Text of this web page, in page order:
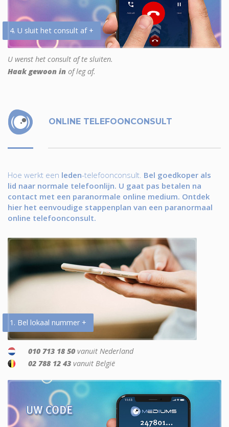
4. U sluit het consult af +
U wenst het consult af te sluiten.
Haak gewoon in of leg af.
ONLINE TELEFOONCONSULT
Hoe werkt een leden-telefoonconsult. Bel goedkoper als
lid naar normale telefoonlijn. U gaat pas betalen na
contact met een paranormale online medium. Ontdek
hier het eenvoudige stappenplan van een paranormaal
online telefoonconsult.
1. Bel lokaal nummer +
010 713 18 50 vanuit Nederland
02 788 12 43 vanuit België